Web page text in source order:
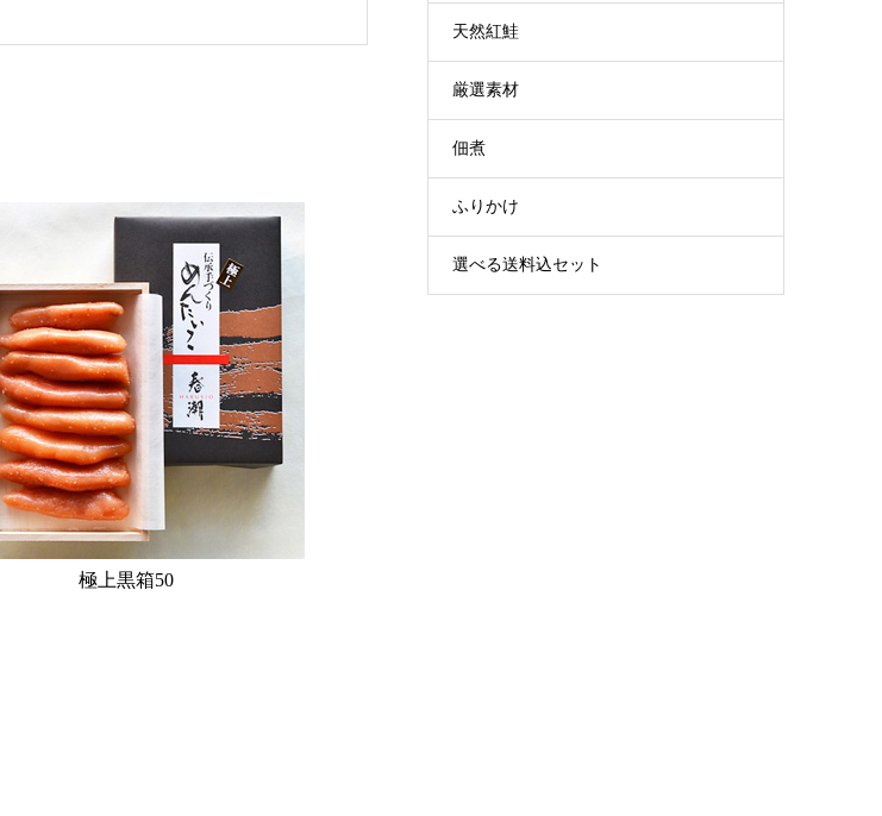
極上黒箱50
天然紅鮭
厳選素材
佃煮
ふりかけ
選べる送料込セット